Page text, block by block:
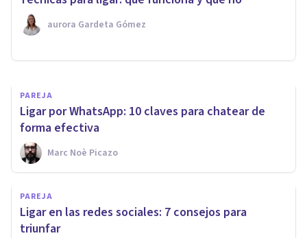
​aurora Gardeta Gómez
convencerlas
PAREJA
Ligar por WhatsApp: 10 claves para chatear de
forma efectiva
Marc Noè Picazo
PAREJA
Ligar en las redes sociales: 7 consejos para
triunfar